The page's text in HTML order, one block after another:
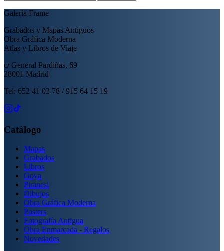
Galería Frame
Grabados y Mapas Antiguos
Obra Gráfica Moderna
Atlas y Libros de Viaje
c/ General Pardiñas, 69
28001 Madrid
Tel: 652 41 03 78 / 915 64 15 19
Catálogo
Mapas
Grabados
Libros
Goya
Piranesi
Dibujos
Obra Gráfica Moderna
Posters
Fotografía Antigua
Obra Enmarcada - Regalos
Novedades